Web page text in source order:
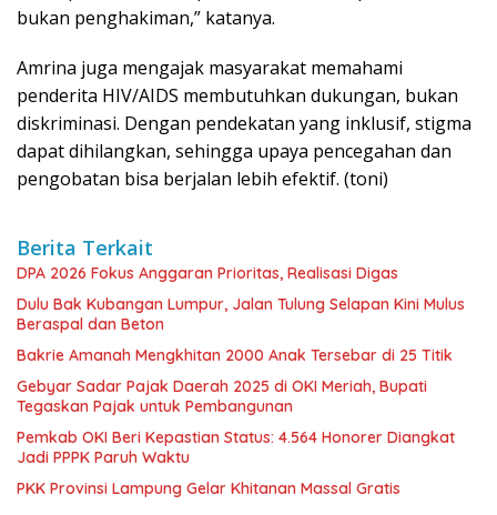
bukan penghakiman,” katanya.
Amrina juga mengajak masyarakat memahami
penderita HIV/AIDS membutuhkan dukungan, bukan
diskriminasi. Dengan pendekatan yang inklusif, stigma
dapat dihilangkan, sehingga upaya pencegahan dan
pengobatan bisa berjalan lebih efektif. (toni)
Berita Terkait
DPA 2026 Fokus Anggaran Prioritas, Realisasi Digas
Dulu Bak Kubangan Lumpur, Jalan Tulung Selapan Kini Mulus
Beraspal dan Beton
Bakrie Amanah Mengkhitan 2000 Anak Tersebar di 25 Titik
Gebyar Sadar Pajak Daerah 2025 di OKI Meriah, Bupati
Tegaskan Pajak untuk Pembangunan
Pemkab OKI Beri Kepastian Status: 4.564 Honorer Diangkat
Jadi PPPK Paruh Waktu
PKK Provinsi Lampung Gelar Khitanan Massal Gratis